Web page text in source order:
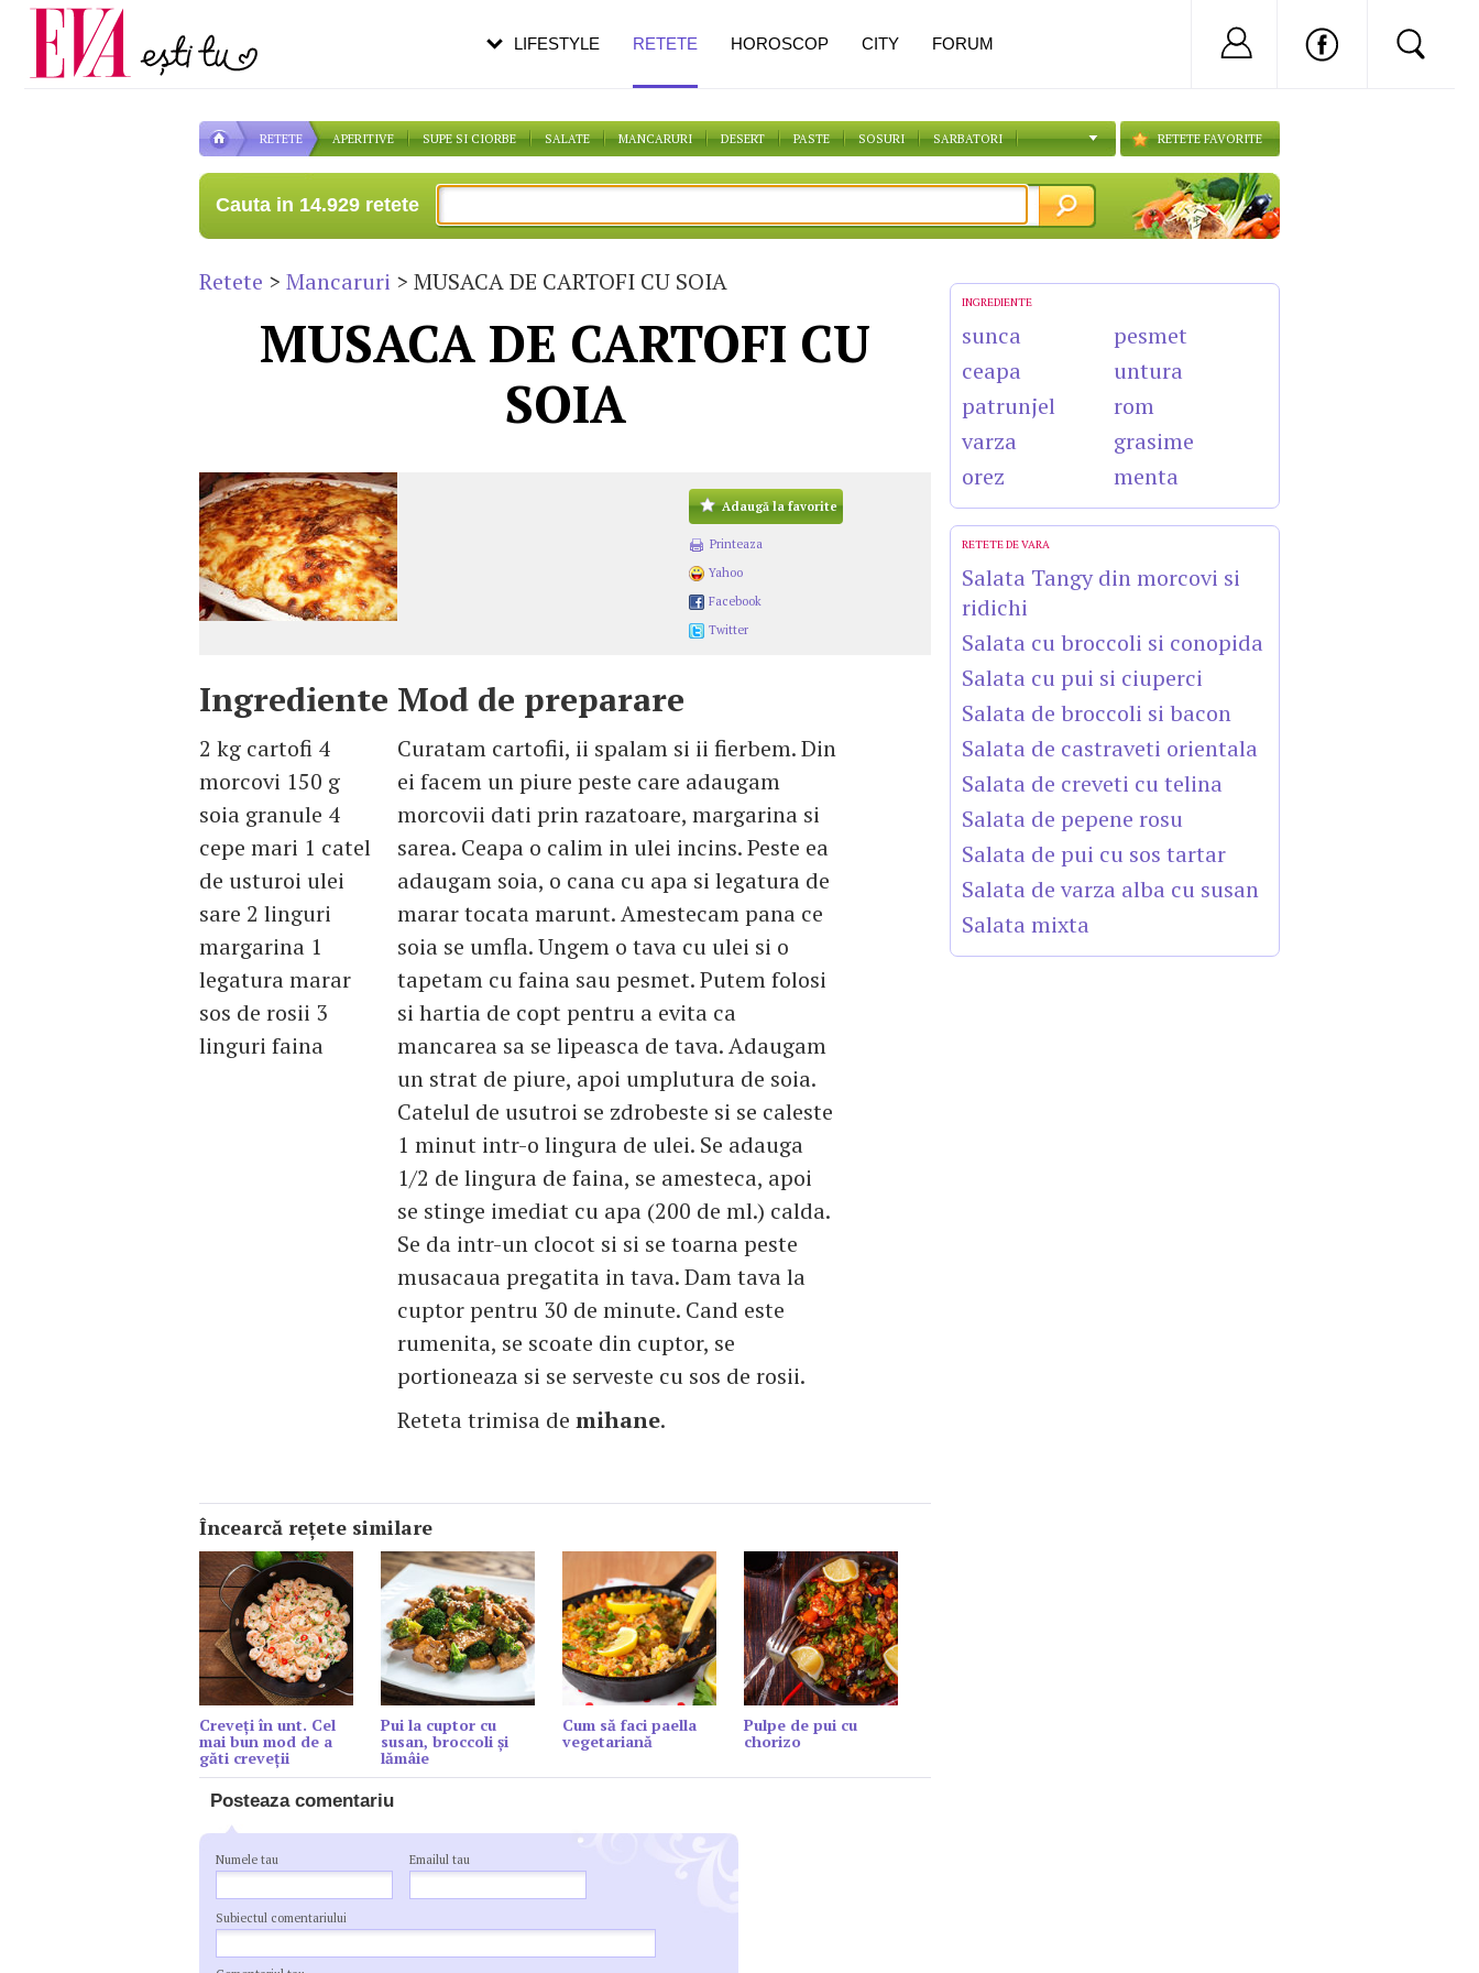
RETETE APERITIVE SUPE SI CIORBE SALATE MANCARURI DESERT PASTE SOSURI SARBATORI RETETE FAVORITE
Cauta in 14.929 retete
Retete > Mancaruri > MUSACA DE CARTOFI CU SOIA
MUSACA DE CARTOFI CU
SOIA
Adaugă la favorite
Printeaza
Yahoo
Facebook
Twitter
Ingrediente
2 kg cartofi 4
morcovi 150 g
soia granule 4
cepe mari 1 catel
de usturoi ulei
sare 2 linguri
margarina 1
legatura marar
sos de rosii 3
linguri faina
Mod de preparare
Curatam cartofii, ii spalam si ii fierbem. Din
ei facem un piure peste care adaugam
morcovii dati prin razatoare, margarina si
sarea. Ceapa o calim in ulei incins. Peste ea
adaugam soia, o cana cu apa si legatura de
marar tocata marunt. Amestecam pana ce
soia se umfla. Ungem o tava cu ulei si o
tapetam cu faina sau pesmet. Putem folosi
si hartia de copt pentru a evita ca
mancarea sa se lipeasca de tava. Adaugam
un strat de piure, apoi umplutura de soia.
Catelul de usutroi se zdrobeste si se caleste
1 minut intr-o lingura de ulei. Se adauga
1/2 de lingura de faina, se amesteca, apoi
se stinge imediat cu apa (200 de ml.) calda.
Se da intr-un clocot si si se toarna peste
musacaua pregatita in tava. Dam tava la
cuptor pentru 30 de minute. Cand este
rumenita, se scoate din cuptor, se
portioneaza si se serveste cu sos de rosii.
Reteta trimisa de mihane.
Încearcă reţete similare
Creveți în unt. Cel
mai bun mod de a
găti creveții
Pui la cuptor cu
susan, broccoli și
lămâie
Cum să faci paella
vegetariană
Pulpe de pui cu
chorizo
Posteaza comentariu
Numele tau Emailul tau
Subiectul comentariului
INGREDIENTE
sunca
ceapa
patrunjel
varza
orez
pesmet
untura
rom
grasime
menta
RETETE DE VARA
Salata Tangy din morcovi si
ridichi
Salata cu broccoli si conopida
Salata cu pui si ciuperci
Salata de broccoli si bacon
Salata de castraveti orientala
Salata de creveti cu telina
Salata de pepene rosu
Salata de pui cu sos tartar
Salata de varza alba cu susan
Salata mixta
LIFESTYLE RETETE HOROSCOP CITY FORUM Nu ai cont?
Carieră
Actualitate